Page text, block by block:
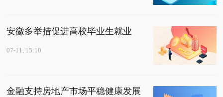
安徽多举措促进高校毕业生就业
07-11, 15:10
金融支持房地产市场平稳健康发展